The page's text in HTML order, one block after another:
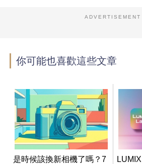
ADVERTISEMENT
你可能也喜歡這些文章
是時候該換新相機了嗎？7